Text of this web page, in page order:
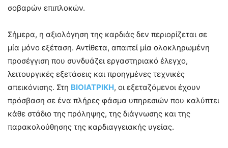
σοβαρών επιπλοκών.
Σήμερα, η αξιολόγηση της καρδιάς δεν περιορίζεται σε
μία μόνο εξέταση. Αντίθετα, απαιτεί μία ολοκληρωμένη
προσέγγιση που συνδυάζει εργαστηριακό έλεγχο,
λειτουργικές εξετάσεις και προηγμένες τεχνικές
απεικόνισης. Στη ΒΙΟΙΑΤΡΙΚΗ, οι εξεταζόμενοι έχουν
πρόσβαση σε ένα πλήρες φάσμα υπηρεσιών που καλύπτει
κάθε στάδιο της πρόληψης, της διάγνωσης και της
παρακολούθησης της καρδιαγγειακής υγείας.